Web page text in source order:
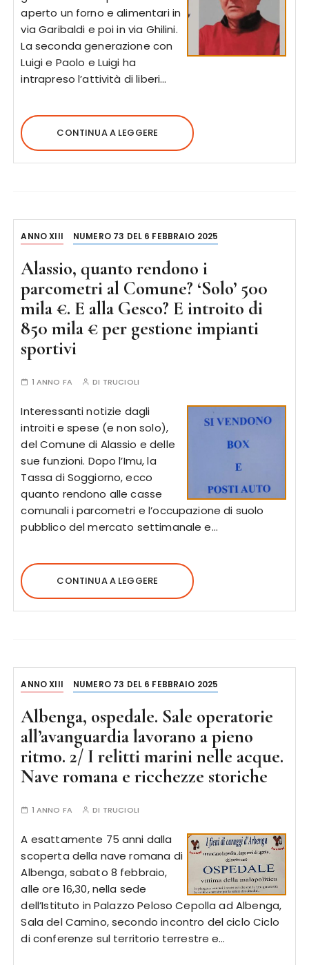
aperto un forno e alimentari in
via Garibaldi e poi in via Ghilini.
La seconda generazione con
Luigi e Paolo e Luigi ha
intrapreso l’attività di liberi…
CONTINUA A LEGGERE
ANNO XIII NUMERO 73 DEL 6 FEBBRAIO 2025
Alassio, quanto rendono i
parcometri al Comune? ‘Solo’ 500
mila €. E alla Gesco? E introito di
850 mila € per gestione impianti
sportivi
1 ANNO FA DI TRUCIOLI
Interessanti notizie dagli
introiti e spese (e non solo),
del Comune di Alassio e delle
sue funzioni. Dopo l’Imu, la
Tassa di Soggiorno, ecco
quanto rendono alle casse
comunali i parcometri e l’occupazione di suolo
pubblico del mercato settimanale e…
CONTINUA A LEGGERE
ANNO XIII NUMERO 73 DEL 6 FEBBRAIO 2025
Albenga, ospedale. Sale operatorie
all’avanguardia lavorano a pieno
ritmo. 2/ I relitti marini nelle acque.
Nave romana e ricchezze storiche
1 ANNO FA DI TRUCIOLI
A esattamente 75 anni dalla
scoperta della nave romana di
Albenga, sabato 8 febbraio,
alle ore 16,30, nella sede
dell’Istituto in Palazzo Peloso Cepolla ad Albenga,
Sala del Camino, secondo incontro del ciclo Ciclo
di conferenze sul territorio terrestre e…